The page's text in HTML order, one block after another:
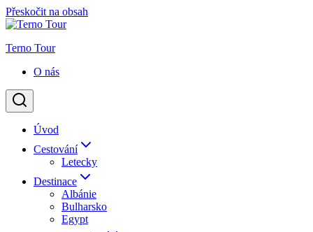
Přeskočit na obsah
Terno Tour
O nás
Úvod
Cestování
Letecky
Destinace
Albánie
Bulharsko
Egypt